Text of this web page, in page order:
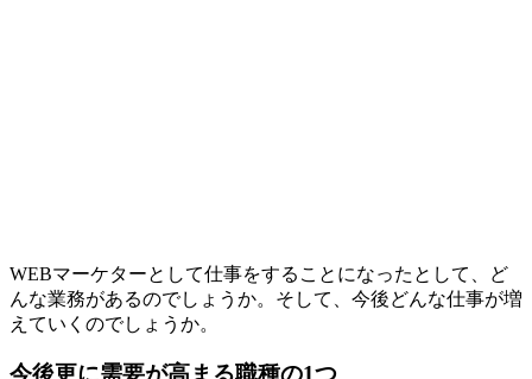
WEBマーケターとして仕事をすることになったとして、ど
んな業務があるのでしょうか。そして、今後どんな仕事が増
えていくのでしょうか。